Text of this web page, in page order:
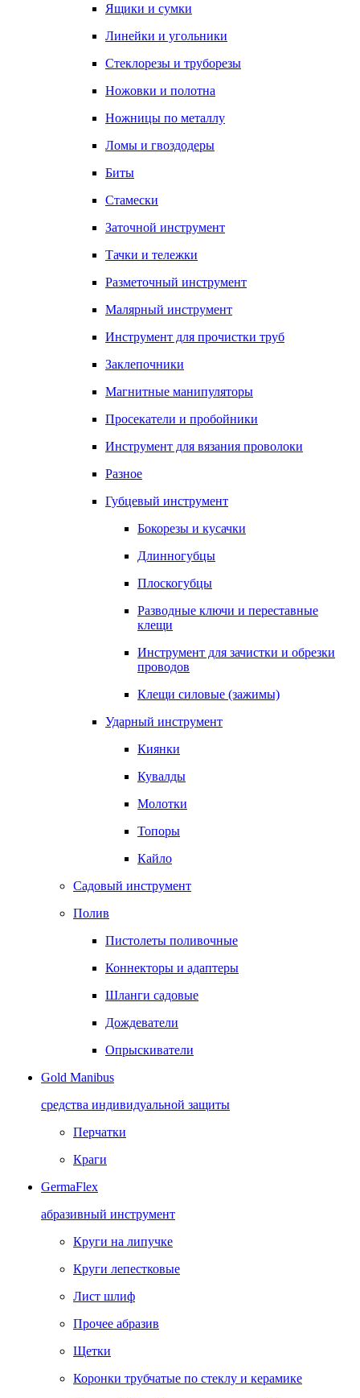
Ящики и сумки
Линейки и угольники
Стеклорезы и труборезы
Ножовки и полотна
Ножницы по металлу
Ломы и гвоздодеры
Биты
Стамески
Заточной инструмент
Тачки и тележки
Разметочный инструмент
Малярный инструмент
Инструмент для прочистки труб
Заклепочники
Магнитные манипуляторы
Просекатели и пробойники
Инструмент для вязания проволоки
Разное
Губцевый инструмент
Бокорезы и кусачки
Длинногубцы
Плоскогубцы
Разводные ключи и переставные
клещи
Инструмент для зачистки и обрезки
проводов
Клещи силовые (зажимы)
Ударный инструмент
Киянки
Кувалды
Молотки
Топоры
Кайло
Садовый инструмент
Полив
Пистолеты поливочные
Коннекторы и адаптеры
Шланги садовые
Дождеватели
Опрыскиватели
Gold Manibus
средства индивидуальной защиты
Перчатки
Краги
GermaFlex
абразивный инструмент
Круги на липучке
Круги лепестковые
Лист шлиф
Прочее абразив
Щетки
Коронки трубчатые по стеклу и керамике